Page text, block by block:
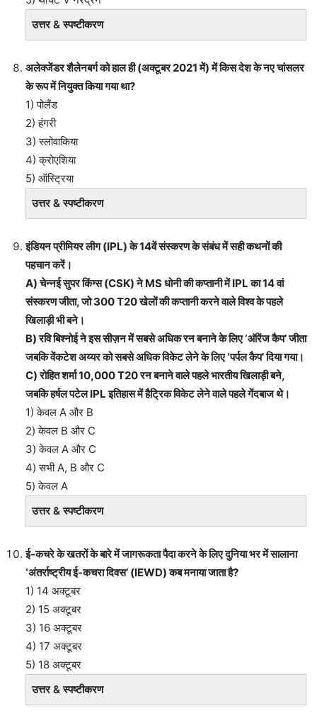
उत्तर & स्पष्टीकरण
अलेक्जेंडर शैलेनबर्ग को हाल ही (अक्टूबर 2021 में) में किस देश के नए चांसलर
के रूप में नियुक्त किया गया था?
1) पोलैंड
2) हंगरी
3) स्लोवाकिया
4) क्रोएशिया
5) ऑस्ट्रिया
उत्तर & स्पष्टीकरण
इंडियन प्रीमियर लीग (IPL) के 14वें संस्करण के संबंध में सही कथनों की
पहचान करें।
A) चेन्नई सुपर किंग्स (CSK) ने MS धोनी की कप्तानी में IPL का 14 वां
संस्करण जीता, जो 300 T20 खेलों की कप्तानी करने वाले विश्व के पहले
खिलाड़ी भी बने।
B) रवि बिश्नोई ने इस सीज़न में सबसे अधिक रन बनाने के लिए ‘ऑरेंज कैप’ जीता
जबकि वेंकटेश अय्यर को सबसे अधिक विकेट लेने के लिए ‘पर्पल कैप’ दिया गया।
C) रोहित शर्मा 10,000 T20 रन बनाने वाले पहले भारतीय खिलाड़ी बने,
जबकि हर्षल पटेल IPL इतिहास में हैट्रिक विकेट लेने वाले पहले गेंदबाज थे।
1) केवल A और B
2) केवल B और C
3) केवल A और C
4) सभी A, B और C
5) केवल A
उत्तर & स्पष्टीकरण
ई-कचरे के खतरों के बारे में जागरूकता पैदा करने के लिए दुनिया भर में सालाना
‘अंतर्राष्ट्रीय ई-कचरा दिवस’ (IEWD) कब मनाया जाता है?
1) 14 अक्टूबर
2) 15 अक्टूबर
3) 16 अक्टूबर
4) 17 अक्टूबर
5) 18 अक्टूबर
उत्तर & स्पष्टीकरण